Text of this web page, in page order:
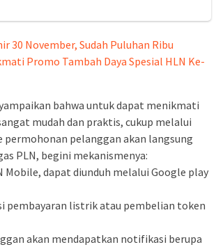
30 November, Sudah Puluhan Ribu
Promo Tambah Daya Spesial HLN Ke-
bahwa untuk dapat menikmati
mudah dan praktis, cukup melalui
permohonan pelanggan akan langsung
PLN, begini mekanismenya:
Mobile, dapat diunduh melalui Google play
pembayaran listrik atau pembelian token
akan mendapatkan notifikasi berupa